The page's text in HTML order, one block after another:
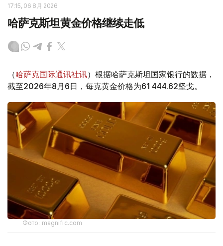
17:15, 06 8月 2026
哈萨克斯坦黄金价格继续走低
（哈萨克国际通讯社讯）根据哈萨克斯坦国家银行的数据，
截至2026年8月6日，每克黄金价格为61 444.62坚戈。
Фото: magnific.com